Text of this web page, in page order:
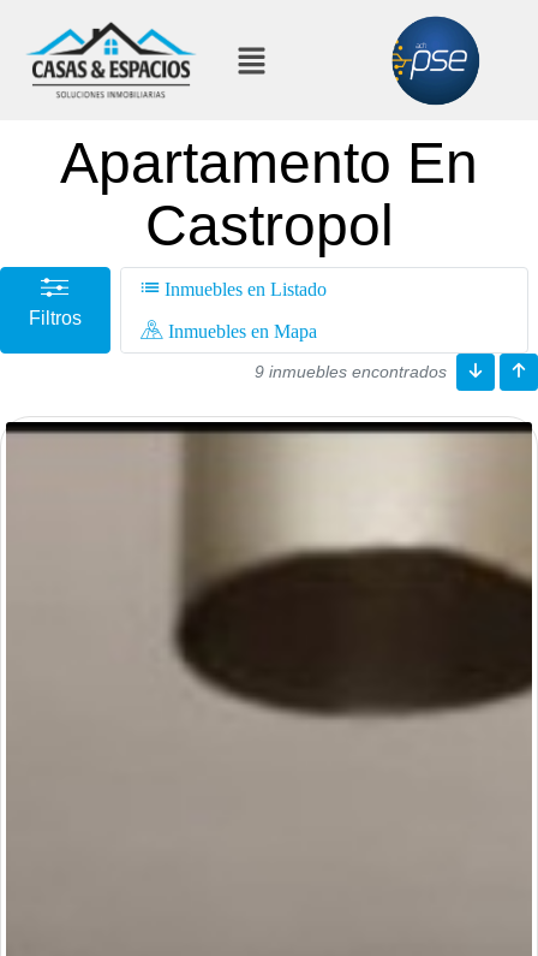
Apartamento En
Castropol
Filtros
Inmuebles en Listado
Inmuebles en Mapa
9 inmuebles encontrados